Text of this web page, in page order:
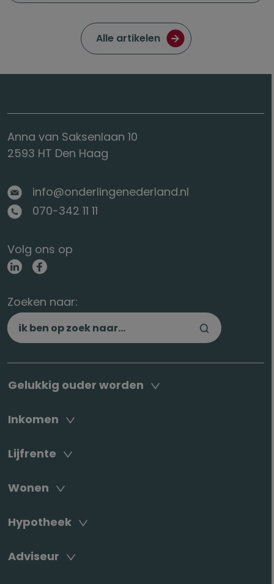
Ga naar de pagina met
Alle artikelen
Anna van Saksenlaan 10
2593 HT Den Haag
info@onderlingenederland.nl
070-342 11 11
Volg ons op
Zoeken naar:
Gelukkig ouder worden
Inkomen
Lijfrente
Wonen
Hypotheek
Adviseur